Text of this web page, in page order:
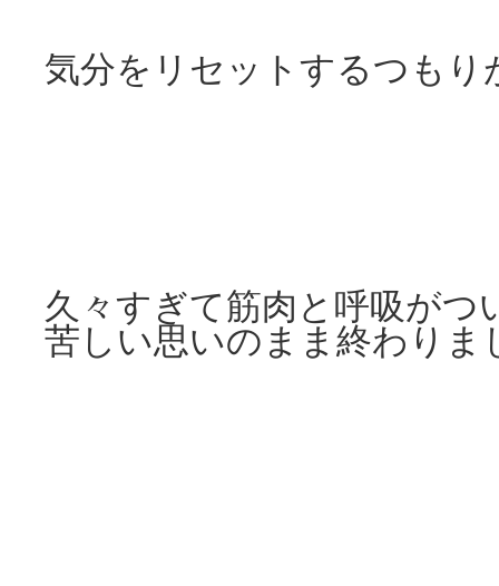
気分をリセットするつもり
久々すぎて筋肉と呼吸がつ
苦しい思いのまま終わりま